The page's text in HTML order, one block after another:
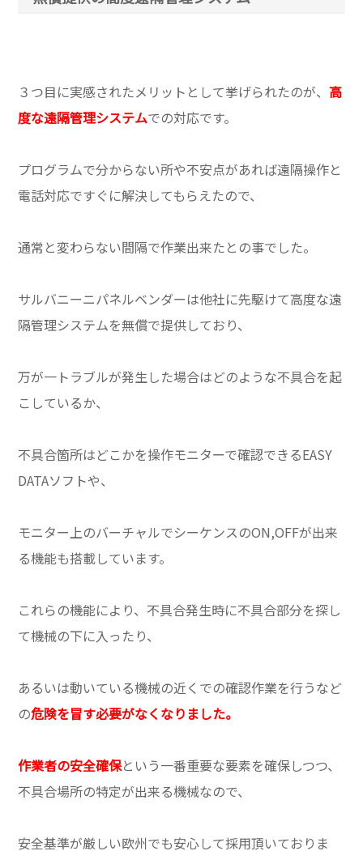
３つ目に実感されたメリットとして挙げられたのが、 高
度な遠隔管理システムでの対応です。
プログラムで分からない所や不安点があれば遠隔操作と
電話対応ですぐに解決してもらえたので、
通常と変わらない間隔で作業出来たとの事でした。
サルバニーニパネルベンダーは他社に先駆けて高度な遠
隔管理システムを無償で提供しており、
万が一トラブルが発生した場合はどのような不具合を起
こしているか、
不具合箇所はどこかを操作モニターで確認できるEASY
DATAソフトや、
モニター上のバーチャルでシーケンスのON,OFFが出来
る機能も搭載しています。
これらの機能により、不具合発生時に不具合部分を探し
て機械の下に入ったり、
あるいは動いている機械の近くでの確認作業を行うなど
の危険を冒す必要がなくなりました。
作業者の安全確保という一番重要な要素を確保しつつ、
不具合場所の特定が出来る機械なので、
安全基準が厳しい欧州でも安心して採用頂いておりま